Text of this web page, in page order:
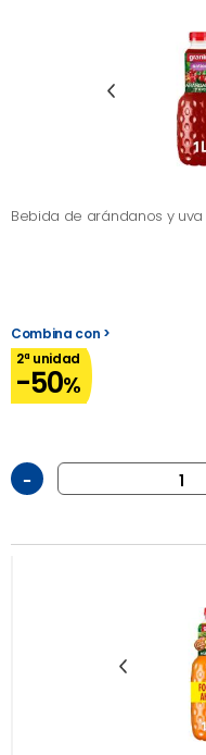
Bebida de arándanos y uva
Combina con >
2ª unidad
-50%
-